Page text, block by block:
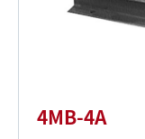
4MB-4A